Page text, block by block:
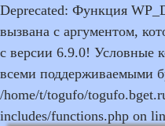
Deprecated: Функция
вызвана с аргументом,
с версии 6.9.0! Условные
всеми поддерживаемыми
/home/t/togufo/
includes/functions.php on